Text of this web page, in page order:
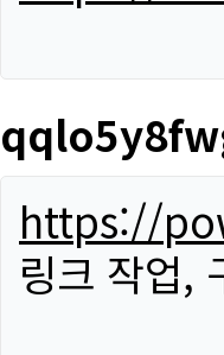
https://
링크 작업,